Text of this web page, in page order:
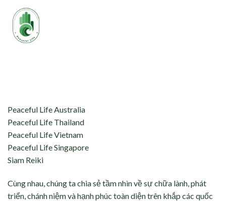
Peaceful Life Australia
Peaceful Life Thailand
Peaceful Life Vietnam
Peaceful Life Singapore
Siam Reiki
Cùng nhau, chúng ta chia sẻ tầm nhìn về sự chữa lành, phát
triển, chánh niệm và hạnh phúc toàn diện trên khắp các quốc